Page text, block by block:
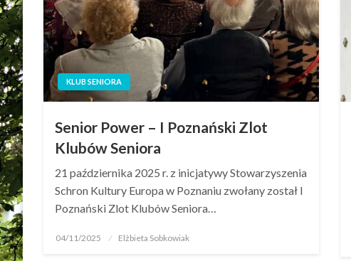
KLUB SENIORA
Senior Power – I Poznański Zlot
Klubów Seniora
21 października 2025 r. z inicjatywy Stowarzyszenia
Schron Kultury Europa w Poznaniu zwołany został I
Poznański Zlot Klubów Seniora…
04/11/2025 Elżbieta Sobkowiak